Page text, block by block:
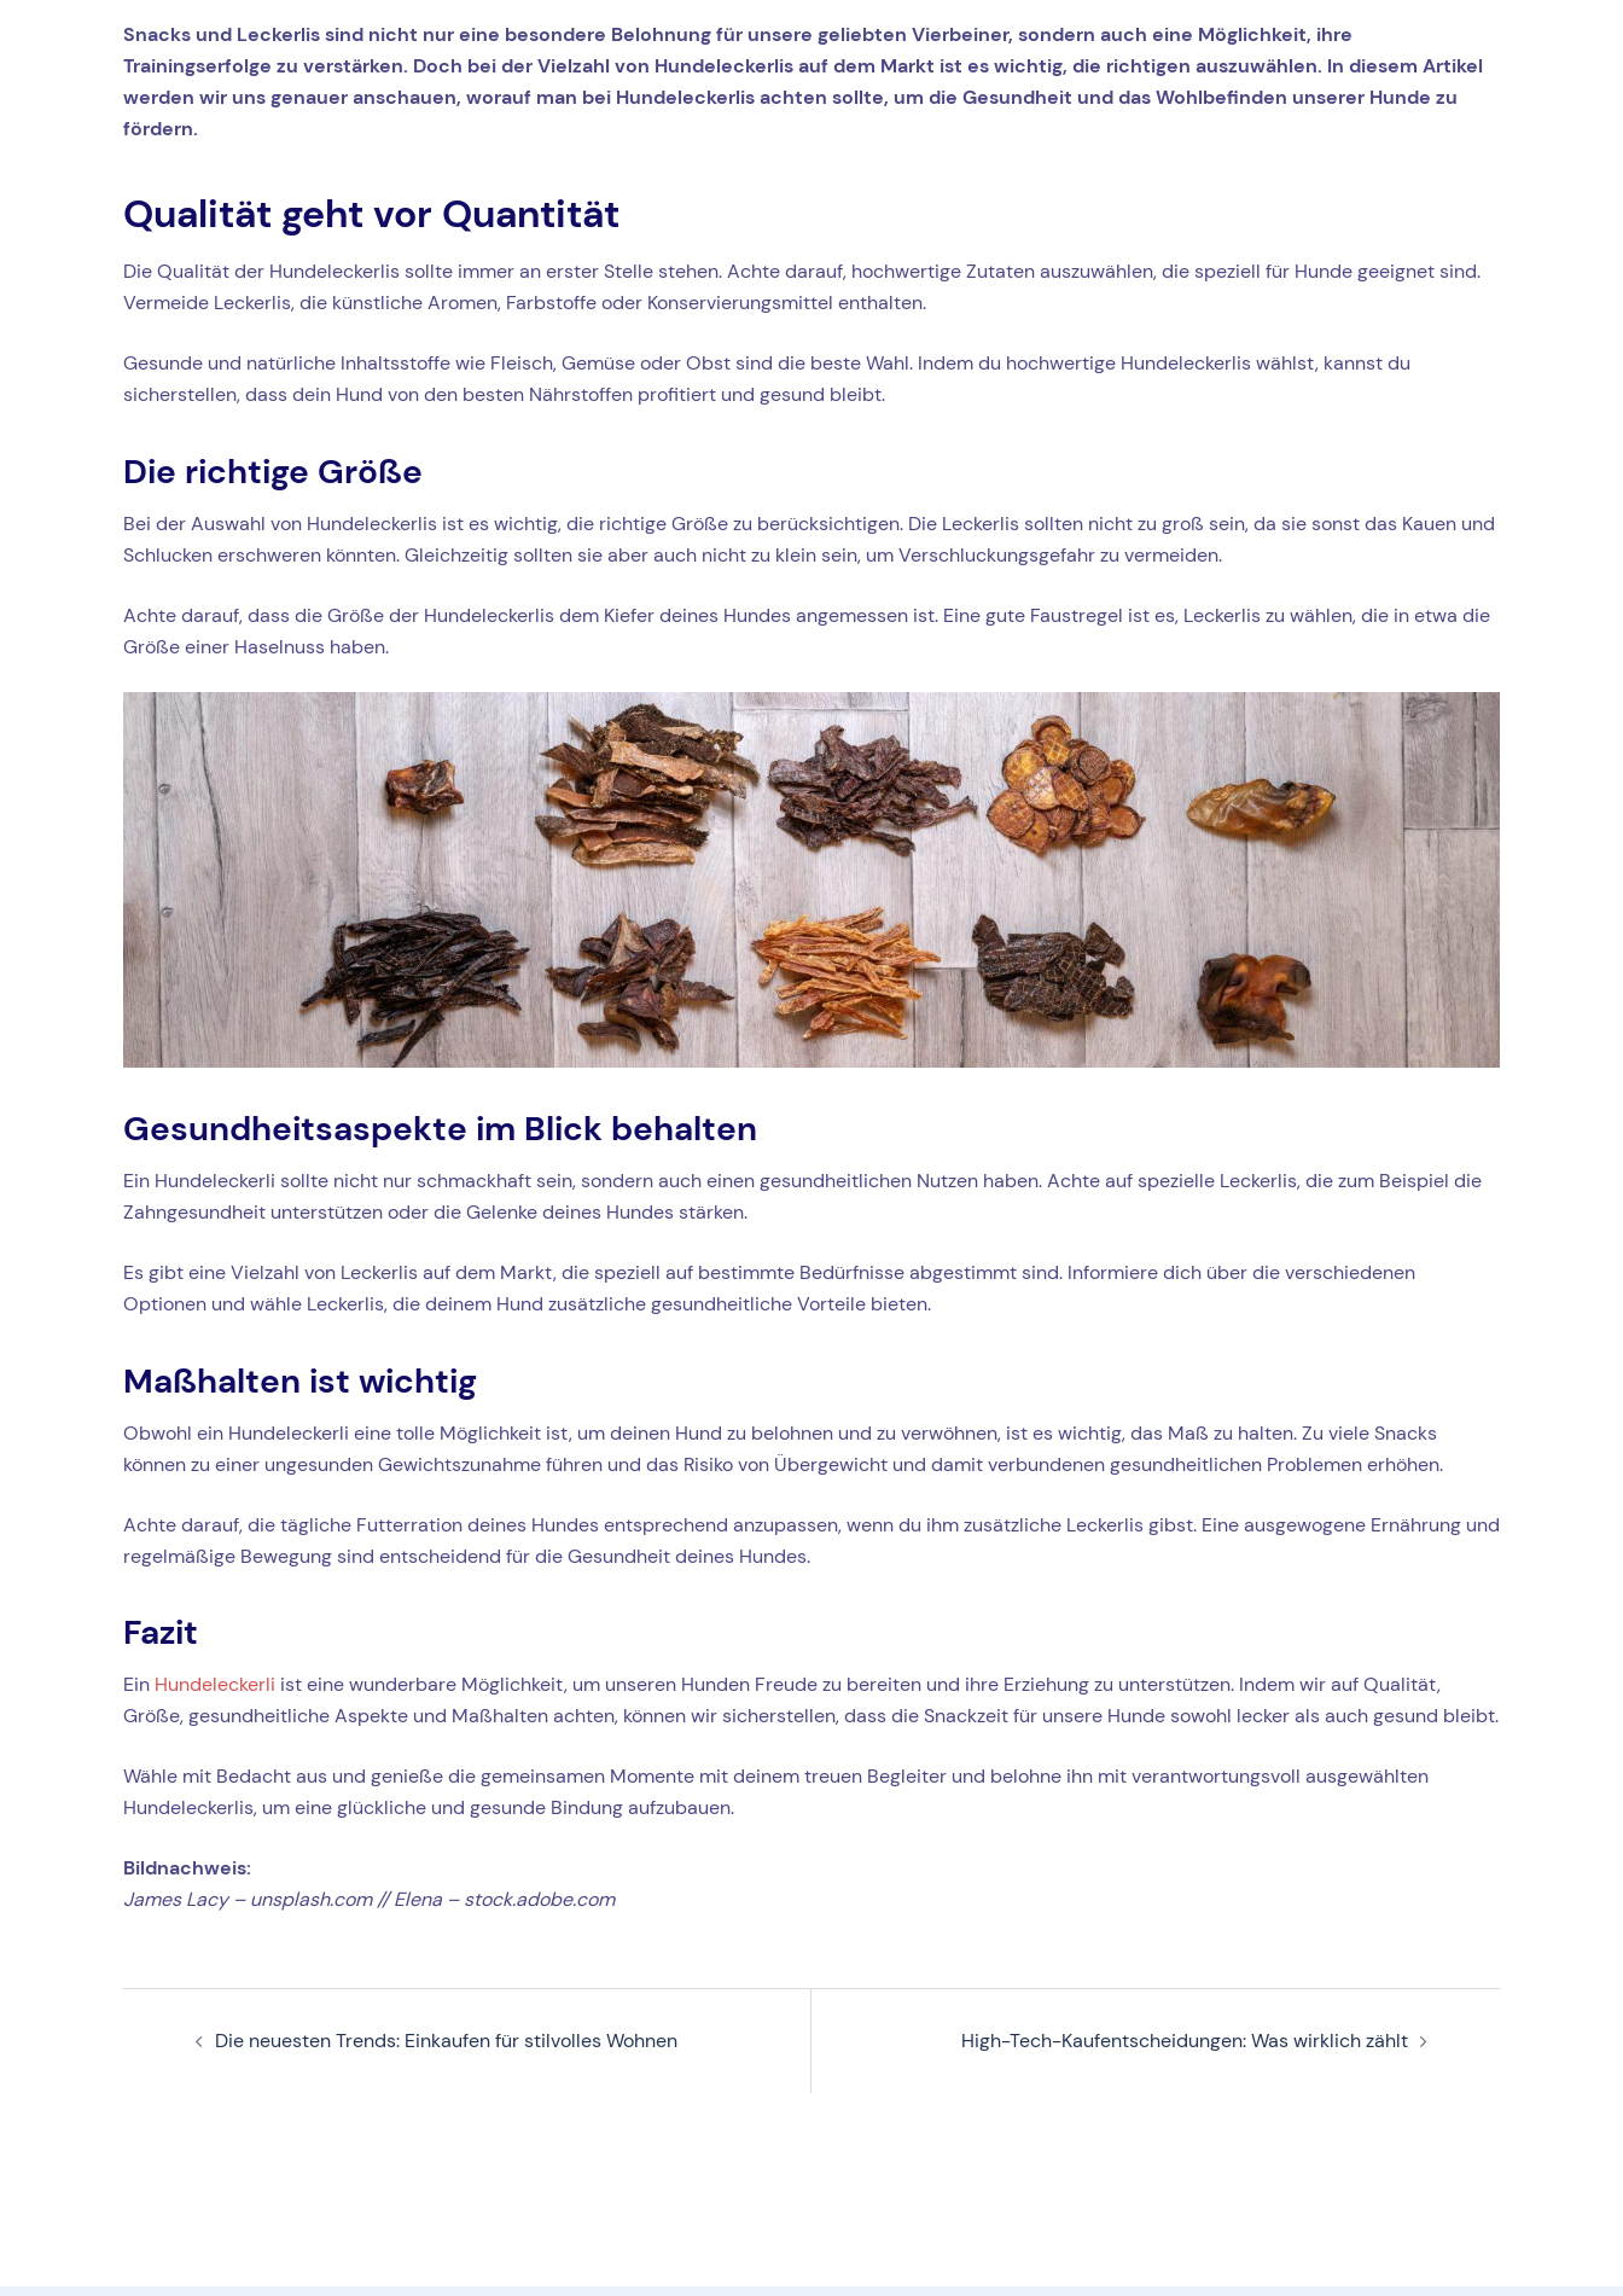
Snacks und Leckerlis sind nicht nur eine besondere Belohnung für unsere geliebten Vierbeiner, sondern auch eine Möglichkeit, ihre
Trainingserfolge zu verstärken. Doch bei der Vielzahl von Hundeleckerlis auf dem Markt ist es wichtig, die richtigen auszuwählen. In diesem Artikel
werden wir uns genauer anschauen, worauf man bei Hundeleckerlis achten sollte, um die Gesundheit und das Wohlbefinden unserer Hunde zu
fördern.
Qualität geht vor Quantität
Die Qualität der Hundeleckerlis sollte immer an erster Stelle stehen. Achte darauf, hochwertige Zutaten auszuwählen, die speziell für Hunde geeignet sind.
Vermeide Leckerlis, die künstliche Aromen, Farbstoffe oder Konservierungsmittel enthalten.
Gesunde und natürliche Inhaltsstoffe wie Fleisch, Gemüse oder Obst sind die beste Wahl. Indem du hochwertige Hundeleckerlis wählst, kannst du
sicherstellen, dass dein Hund von den besten Nährstoffen profitiert und gesund bleibt.
Die richtige Größe
Bei der Auswahl von Hundeleckerlis ist es wichtig, die richtige Größe zu berücksichtigen. Die Leckerlis sollten nicht zu groß sein, da sie sonst das Kauen und
Schlucken erschweren könnten. Gleichzeitig sollten sie aber auch nicht zu klein sein, um Verschluckungsgefahr zu vermeiden.
Achte darauf, dass die Größe der Hundeleckerlis dem Kiefer deines Hundes angemessen ist. Eine gute Faustregel ist es, Leckerlis zu wählen, die in etwa die
Größe einer Haselnuss haben.
Gesundheitsaspekte im Blick behalten
Ein Hundeleckerli sollte nicht nur schmackhaft sein, sondern auch einen gesundheitlichen Nutzen haben. Achte auf spezielle Leckerlis, die zum Beispiel die
Zahngesundheit unterstützen oder die Gelenke deines Hundes stärken.
Es gibt eine Vielzahl von Leckerlis auf dem Markt, die speziell auf bestimmte Bedürfnisse abgestimmt sind. Informiere dich über die verschiedenen
Optionen und wähle Leckerlis, die deinem Hund zusätzliche gesundheitliche Vorteile bieten.
Maßhalten ist wichtig
Obwohl ein Hundeleckerli eine tolle Möglichkeit ist, um deinen Hund zu belohnen und zu verwöhnen, ist es wichtig, das Maß zu halten. Zu viele Snacks
können zu einer ungesunden Gewichtszunahme führen und das Risiko von Übergewicht und damit verbundenen gesundheitlichen Problemen erhöhen.
Achte darauf, die tägliche Futterration deines Hundes entsprechend anzupassen, wenn du ihm zusätzliche Leckerlis gibst. Eine ausgewogene Ernährung und
regelmäßige Bewegung sind entscheidend für die Gesundheit deines Hundes.
Fazit
Ein Hundeleckerli ist eine wunderbare Möglichkeit, um unseren Hunden Freude zu bereiten und ihre Erziehung zu unterstützen. Indem wir auf Qualität,
Größe, gesundheitliche Aspekte und Maßhalten achten, können wir sicherstellen, dass die Snackzeit für unsere Hunde sowohl lecker als auch gesund bleibt.
Wähle mit Bedacht aus und genieße die gemeinsamen Momente mit deinem treuen Begleiter und belohne ihn mit verantwortungsvoll ausgewählten
Hundeleckerlis, um eine glückliche und gesunde Bindung aufzubauen.
Bildnachweis:
James Lacy – unsplash.com //Elena – stock.adobe.com
Die neuesten Trends: Einkaufen für stilvolles Wohnen High-Tech-Kaufentscheidungen: Was wirklich zählt